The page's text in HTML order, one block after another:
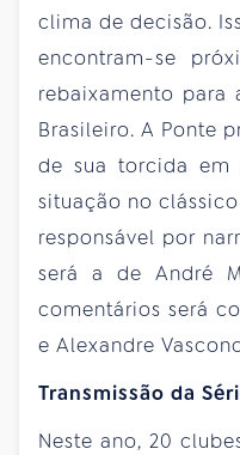
clima de decisão.
encontram-se
rebaixamento para
Brasileiro. A Ponte
de sua torcida em
situação no
responsável por
será a de André
comentários será
e Alexandre
Transmissão da
Neste ano, 20